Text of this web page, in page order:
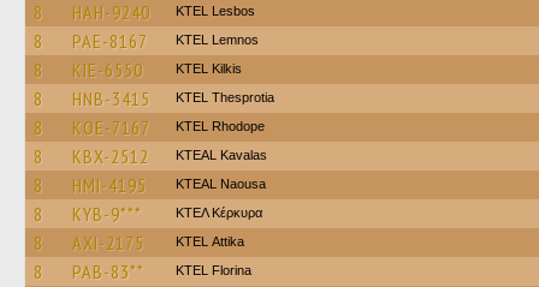
8 HAH-9240 KTEL Lesbos
8 PAE-8167 KTEL Lemnos
8 KIE-6550 KTEL Kilkis
8 HNB-3415 KTEL Thesprotia
8 KOE-7167 KTEL Rhodope
8 KBX-2512 KTEAL Kavalas
8 HMI-4195 KTEAL Naousa
8 KYB-9*** ΚΤΕΛ Κέρκυρα
8 AXI-2175 KΤΕL Αttika
8 PAB-83** KTEL Florina